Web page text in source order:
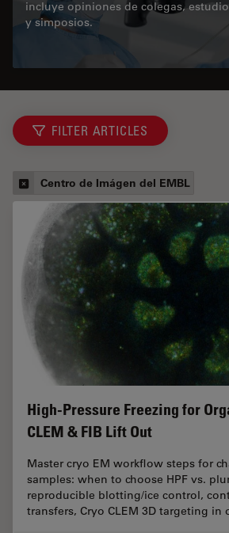
incluye opiniones de colegas,
y simposios.
FILTER ARTICLES
Centro de Imágen del EMBL
High-Pressure Freezing for
CLEM & FIB Lift Out
Master cryo EM workflow steps for
samples: when to choose HPF vs.
reproducible blotting/ice control,
transfers, Cryo CLEM 3D targeting